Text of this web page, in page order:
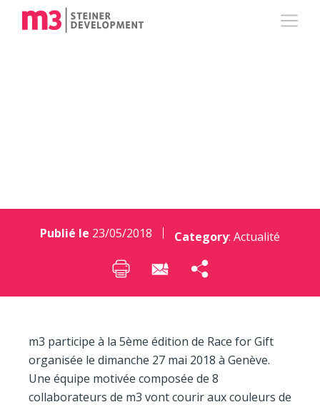
Publié le 23/05/2018 Category: Actualité
m3 participe à la 5ème édition de Race for Gift
organisée le dimanche 27 mai 2018 à Genève.
Une équipe motivée composée de 8
collaborateurs de m3 vont courir aux couleurs de